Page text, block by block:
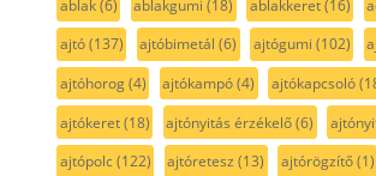
ablak(6) ablakgumi (18) ablakkeret(16)
ajtó(137) ajtóbimetál (6) ajtógumi (102)
ajtóhorog(4) ajtókampó(4) ajtókapcsoló
ajtókeret(18) ajtónyitás érzékelő(6)
ajtópolc(122) ajtóretesz (13) ajtórögzítő(1)